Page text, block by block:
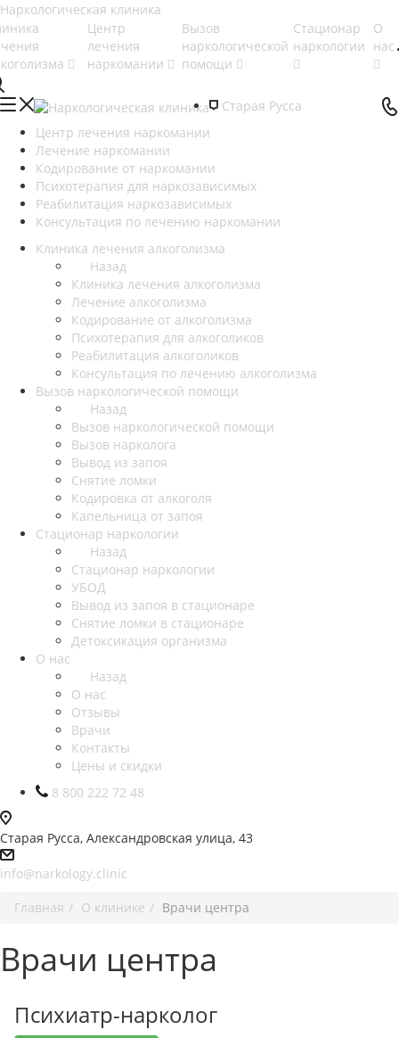
Центр
лечения
наркомании
Вызов
наркологической
помощи
Стационар
наркологии
О
нас
Старая Русса
Центр лечения наркомании
Лечение наркомании
Кодирование от наркомании
Психотерапия для наркозависимых
Реабилитация наркозависимых
Консультация по лечению наркомании
Клиника лечения алкоголизма
Назад
Клиника лечения алкоголизма
Лечение алкоголизма
Кодирование от алкоголизма
Психотерапия для алкоголиков
Реабилитация алкоголиков
Консультация по лечению алкоголизма
Вызов наркологической помощи
Назад
Вызов наркологической помощи
Вызов нарколога
Вывод из запоя
Снятие ломки
Кодировка от алкоголя
Капельница от запоя
Стационар наркологии
Назад
Стационар наркологии
УБОД
Вывод из запоя в стационаре
Снятие ломки в стационаре
Детоксикация организма
О нас
Назад
О нас
Отзывы
Врачи
Контакты
Цены и скидки
8 800 222 72 48
Старая Русса, Александровская улица, 43
info@narkology.clinic
Главная
О клинике Врачи центра
Врачи центра
Психиатр-нарколог